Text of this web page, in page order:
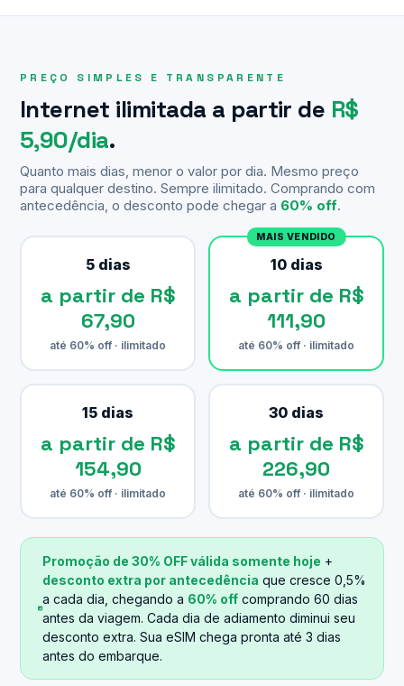
PREÇO SIMPLES E TRANSPARENTE
Internet ilimitada a partir de R$
5,90/dia.
Quanto mais dias, menor o valor por dia. Mesmo preço
para qualquer destino. Sempre ilimitado. Comprando com
antecedência, o desconto pode chegar a 60% off.
5 dias
a partir de R$
67,90
até 60% off · ilimitado
MAIS VENDIDO
10 dias
a partir de R$
111,90
até 60% off · ilimitado
15 dias
a partir de R$
154,90
até 60% off · ilimitado
30 dias
a partir de R$
226,90
até 60% off · ilimitado
Promoção de 30% OFF válida somente hoje +
desconto extra por antecedência que cresce 0,5%
a cada dia, chegando a 60% off comprando 60 dias
antes da viagem. Cada dia de adiamento diminui seu
desconto extra. Sua eSIM chega pronta até 3 dias
antes do embarque.